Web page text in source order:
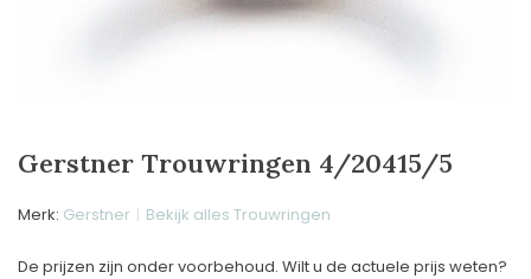
Gerstner Trouwringen 4/20415/5
Merk: Gerstner Bekijk alles Trouwringen
De prijzen zijn onder voorbehoud. Wilt u de actuele prijs weten?